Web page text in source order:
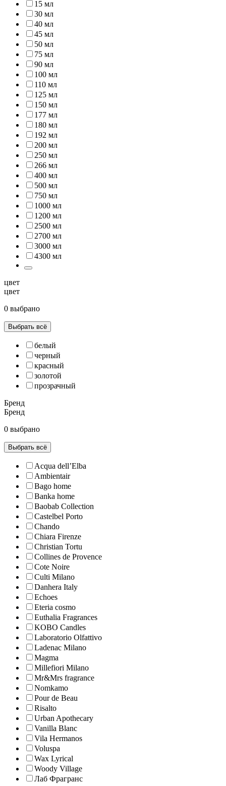
15 мл
30 мл
40 мл
45 мл
50 мл
75 мл
90 мл
100 мл
110 мл
125 мл
150 мл
177 мл
180 мл
192 мл
200 мл
250 мл
266 мл
400 мл
500 мл
750 мл
1000 мл
1200 мл
2500 мл
2700 мл
3000 мл
4300 мл
цвет
цвет
0 выбрано
Выбрать всё
белый
черный
красный
золотой
прозрачный
Бренд
Бренд
0 выбрано
Выбрать всё
Acqua dell’Elba
Ambientair
Bago home
Banka home
Baobab Collection
Castelbel Porto
Chando
Chiara Firenze
Christian Tortu
Collines de Рrovencе
Cote Noire
Culti Milano
Danhera Italy
Echoes
Eteria cosmo
Euthalia Fragrances
KOBO Candles
Laboratorio Olfattivo
Ladenac Milano
Magma
Millefiori Milano
Mr&Mrs fragrance
Nomkamo
Pour de Beau
Risalto
Urban Apothecary
Vanilla Blanc
Vila Hermanos
Voluspa
Wax Lyrical
Woody Village
Лаб Фрагранс